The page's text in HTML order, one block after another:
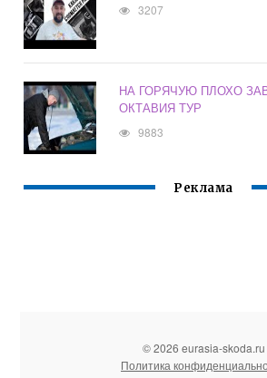
3207
НА ГОРЯЧУЮ ПЛОХО
ОКТАВИЯ ТУР
9883
Реклама
© 2026 eurasia-skoda.ru
Политика